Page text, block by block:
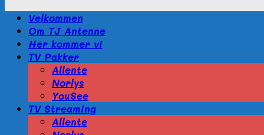
Velkommen
Om TJ Antenne
Her kommer vi
TV Pakker
Allente
Norlys
YouSee
TV Streaming
Allente